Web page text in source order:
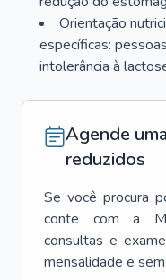
Orientação
específicas:
intolerância à
Agende
reduzidos
Se você procura
conte com a
consultas e
mensalidade e